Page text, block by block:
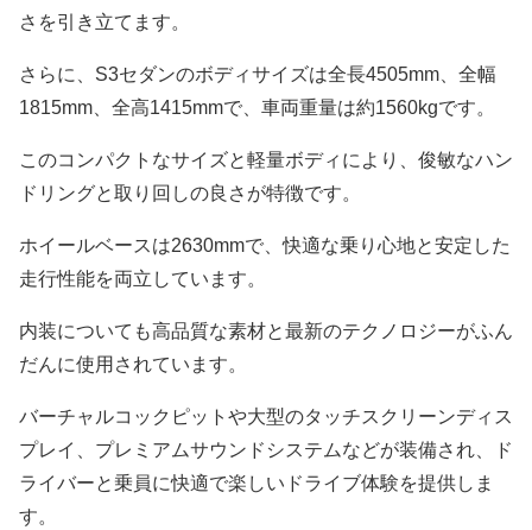
さを引き立てます。
さらに、S3セダンのボディサイズは全長4505mm、全幅
1815mm、全高1415mmで、車両重量は約1560kgです。
このコンパクトなサイズと軽量ボディにより、俊敏なハン
ドリングと取り回しの良さが特徴です。
ホイールベースは2630mmで、快適な乗り心地と安定した
走行性能を両立しています。
内装についても高品質な素材と最新のテクノロジーがふん
だんに使用されています。
バーチャルコックピットや大型のタッチスクリーンディス
プレイ、プレミアムサウンドシステムなどが装備され、ド
ライバーと乗員に快適で楽しいドライブ体験を提供しま
す。